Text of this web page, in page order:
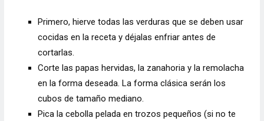
Primero, hierve todas las verduras que se deben usar
cocidas en la receta y déjalas enfriar antes de
cortarlas.
Corte las papas hervidas, la zanahoria y la remolacha
en la forma deseada. La forma clásica serán los
cubos de tamaño mediano.
Pica la cebolla pelada en trozos pequeños (si no te